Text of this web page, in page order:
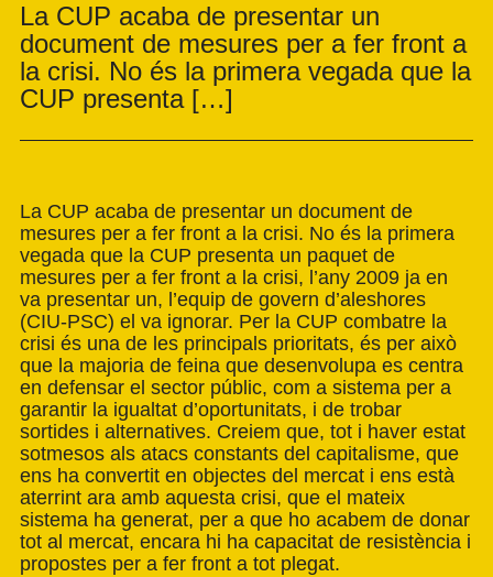
La CUP acaba de presentar un
document de mesures per a fer front a
la crisi. No és la primera vegada que la
CUP presenta […]
La CUP acaba de presentar un document de
mesures per a fer front a la crisi. No és la primera
vegada que la CUP presenta un paquet de
mesures per a fer front a la crisi, l’any 2009 ja en
va presentar un, l’equip de govern d’aleshores
(CIU-PSC) el va ignorar. Per la CUP combatre la
crisi és una de les principals prioritats, és per això
que la majoria de feina que desenvolupa es centra
en defensar el sector públic, com a sistema per a
garantir la igualtat d’oportunitats, i de trobar
sortides i alternatives. Creiem que, tot i haver estat
sotmesos als atacs constants del capitalisme, que
ens ha convertit en objectes del mercat i ens està
aterrint ara amb aquesta crisi, que el mateix
sistema ha generat, per a que ho acabem de donar
tot al mercat, encara hi ha capacitat de resistència i
propostes per a fer front a tot plegat.